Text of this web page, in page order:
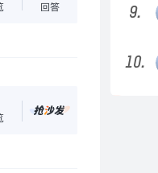
回答 9.
10.